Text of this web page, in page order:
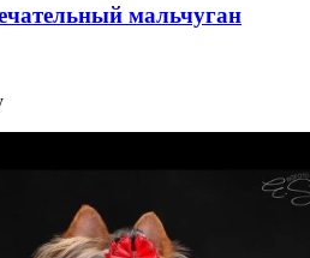
мальчуган